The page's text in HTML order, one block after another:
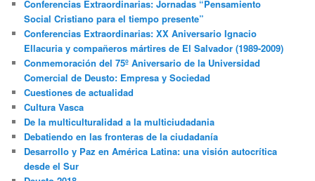
Conferencias Extraordinarias: Jornadas “Pensamiento
Social Cristiano para el tiempo presente”
Conferencias Extraordinarias: XX Aniversario Ignacio
Ellacuria y compañeros mártires de El Salvador (1989-2009)
Conmemoración del 75º Aniversario de la Universidad
Comercial de Deusto: Empresa y Sociedad
Cuestiones de actualidad
Cultura Vasca
De la multiculturalidad a la multiciudadania
Debatiendo en las fronteras de la ciudadanía
Desarrollo y Paz en América Latina: una visión autocrítica
desde el Sur